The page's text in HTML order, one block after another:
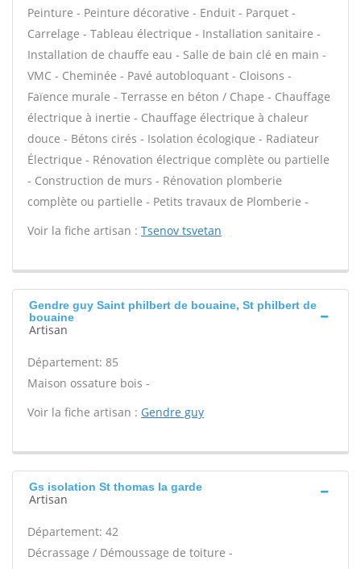
Peinture - Peinture décorative - Enduit - Parquet -
Carrelage - Tableau électrique - Installation sanitaire -
Installation de chauffe eau - Salle de bain clé en main -
VMC - Cheminée - Pavé autobloquant - Cloisons -
Faïence murale - Terrasse en béton / Chape - Chauffage
électrique à inertie - Chauffage électrique à chaleur
douce - Bétons cirés - Isolation écologique - Radiateur
Électrique - Rénovation électrique complète ou partielle
- Construction de murs - Rénovation plomberie
complète ou partielle - Petits travaux de Plomberie -
Voir la fiche artisan : Tsenov tsvetan
Gendre guy Saint philbert de bouaine, St philbert de
bouaine
Artisan
Département: 85
Maison ossature bois -
Voir la fiche artisan : Gendre guy
Gs isolation St thomas la garde
Artisan
Département: 42
Décrassage / Démoussage de toiture -